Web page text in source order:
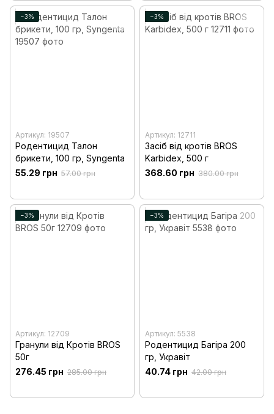
−3%
Артикул: 19507
Родентицид Талон
брикети, 100 гр, Syngenta
55.29 грн 57.00 грн
−3%
Артикул: 12711
Засіб від кротів BROS
Karbidex, 500 г
368.60 грн 380.00 грн
−3%
Артикул: 12709
Гранули від Кротів BROS
50г
276.45 грн 285.00 грн
−3%
Артикул: 5538
Родентицид Багіра 200
гр, Укравіт
40.74 грн 42.00 грн